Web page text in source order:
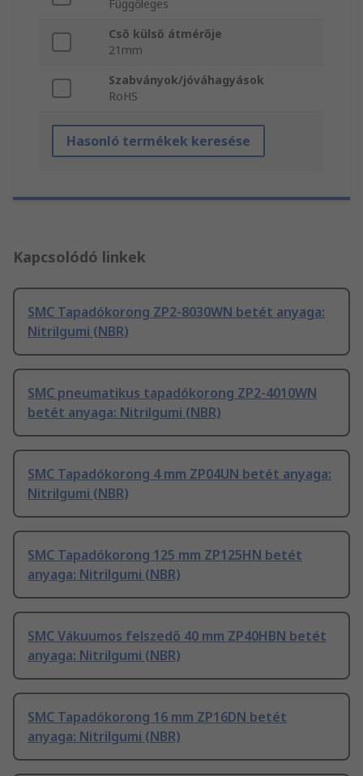
Függőleges
Cső külső átmérője
21mm
Szabványok/jóváhagyások
RoHS
Hasonló termékek keresése
Kapcsolódó linkek
SMC Tapadókorong ZP2-8030WN betét anyaga:
Nitrilgumi (NBR)
SMC pneumatikus tapadókorong ZP2-4010WN
betét anyaga: Nitrilgumi (NBR)
SMC Tapadókorong 4 mm ZP04UN betét anyaga:
Nitrilgumi (NBR)
SMC Tapadókorong 125 mm ZP125HN betét
anyaga: Nitrilgumi (NBR)
SMC Vákuumos felszedő 40 mm ZP40HBN betét
anyaga: Nitrilgumi (NBR)
SMC Tapadókorong 16 mm ZP16DN betét
anyaga: Nitrilgumi (NBR)